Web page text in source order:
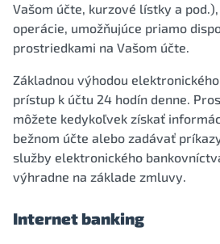
Vašom účte, kurzové lístky a
operácie, umožňujúce priamo
prostriedkami na Vašom účte.
Základnou výhodou
prístup k účtu 24 hodín denne.
môžete kedykoľvek získať
bežnom účte alebo zadávať
služby elektronického
výhradne na základe zmluvy.
Internet banking